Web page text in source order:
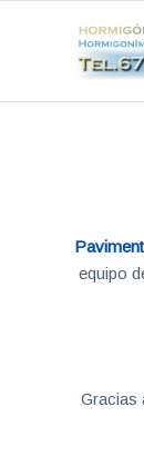
equipo
Gracias